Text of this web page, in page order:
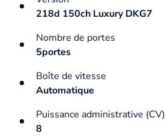
218d 150ch Luxury DKG7
Nombre de portes
5portes
Boîte de vitesse
Automatique
Puissance administrative (CV)
8